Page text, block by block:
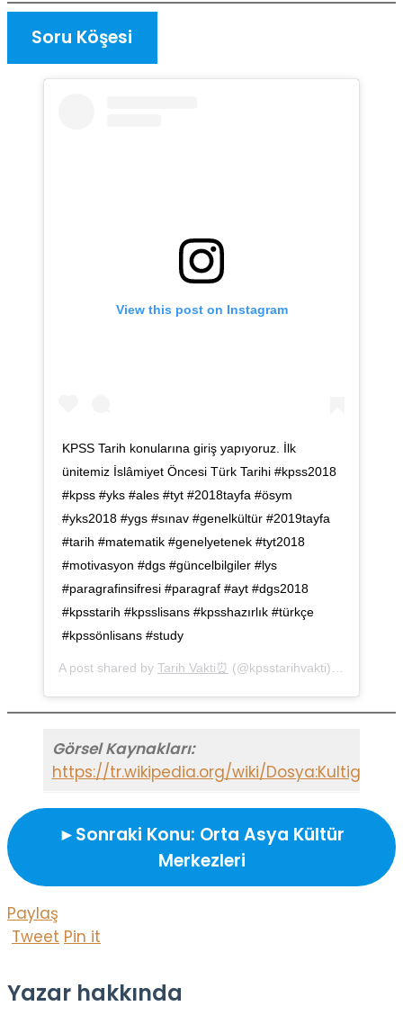
Soru Köşesi
View this post on Instagram
KPSS Tarih konularına giriş yapıyoruz. İlk
ünitemiz İslâmiyet Öncesi Türk Tarihi #kpss2018
#kpss #yks #ales #tyt #2018tayfa #ösym
#yks2018 #ygs #sınav #genelkültür #2019tayfa
#tarih #matematik #genelyetenek #tyt2018
#motivasyon #dgs #güncelbilgiler #lys
#paragrafinsifresi #paragraf #ayt #dgs2018
#kpsstarih #kpsslisans #kpsshazırlık #türkçe
#kpssönlisans #study
A post shared by Tarih Vakti⏰ (@kpsstarihvakti) on
Görsel Kaynakları:
https://tr.wikipedia.org/wiki/
►Sonraki Konu: Orta Asya Kültür
Merkezleri
Paylaş
Tweet Pin it
Yazar hakkında